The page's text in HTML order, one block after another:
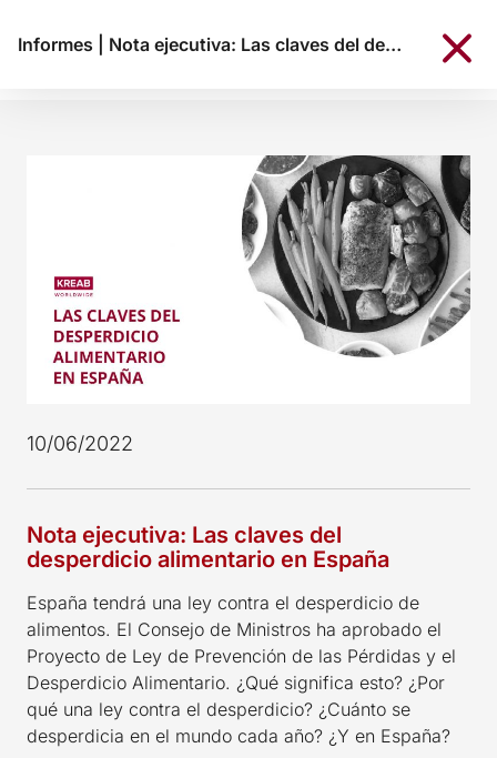
Informes Nota ejecutiva: Las claves del desperdicio alimentario en España
10/06/2022
Nota ejecutiva: Las claves del
desperdicio alimentario en España
España tendrá una ley contra el desperdicio de
alimentos. El Consejo de Ministros ha aprobado el
Proyecto de Ley de Prevención de las Pérdidas y el
Desperdicio Alimentario. ¿Qué significa esto? ¿Por
qué una ley contra el desperdicio? ¿Cuánto se
desperdicia en el mundo cada año? ¿Y en España?